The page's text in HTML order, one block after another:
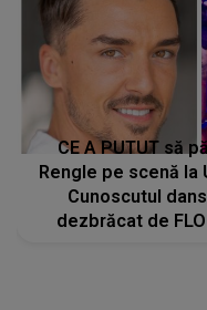
CE A PUTUT să
Rengle pe scenă la
Cunoscutul
dezbrăcat de